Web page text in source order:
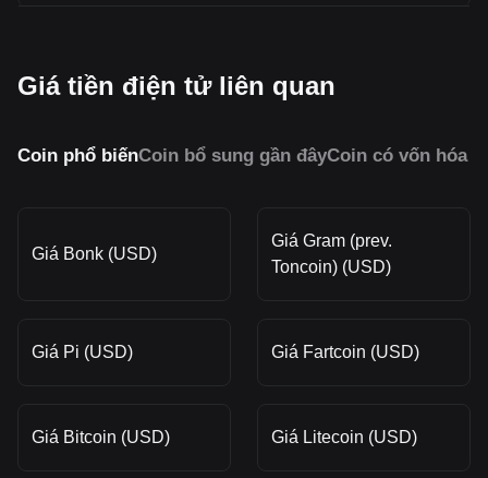
Giá tiền điện tử liên quan
Coin phổ biếnCoin bổ sung gần đâyCoin có vốn hóa
Giá Bonk (USD)
Giá Gram (prev.
Toncoin) (USD)
Giá Pi (USD) Giá Fartcoin (USD)
Giá Bitcoin (USD) Giá Litecoin (USD)